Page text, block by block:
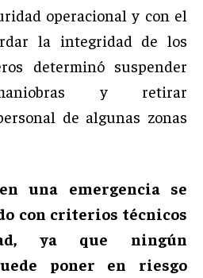
operacional y con el
la integridad de los
determinó suspender
y retirar
de algunas zonas
una emergencia se
con criterios técnicos
ya que ningún
poner en riesgo